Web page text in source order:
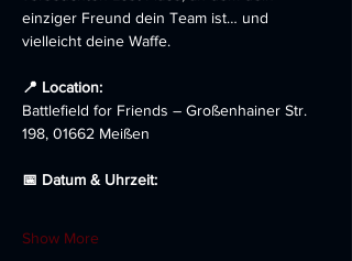
einziger Freund dein Team ist… und
vielleicht deine Waffe.
📍 Location:
Battlefield for Friends – Großenhainer Str.
198, 01662 Meißen
📅 Datum & Uhrzeit:
Show More